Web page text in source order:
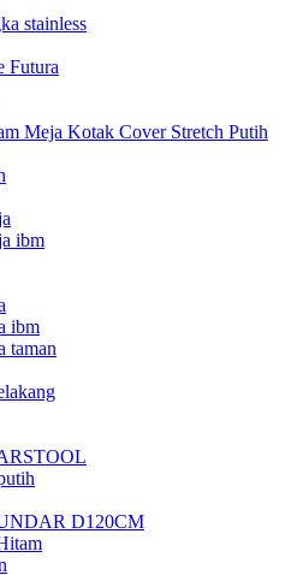
stainless
Futura
Meja Kotak Cover Stretch Putih
ibm
ibm
taman
D120CM